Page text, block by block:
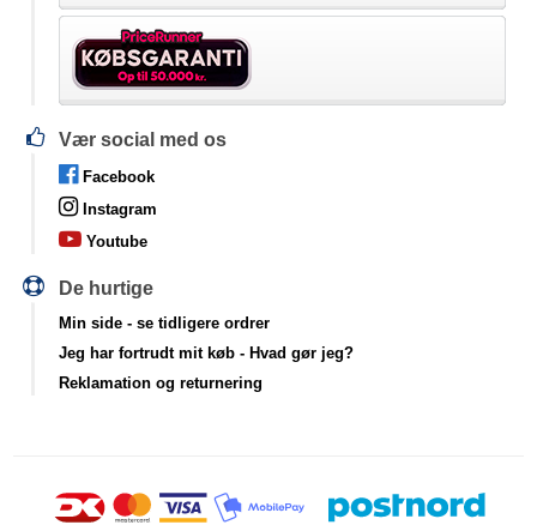
Vær social med os
Facebook
Instagram
Youtube
De hurtige
Min side - se tidligere ordrer
Jeg har fortrudt mit køb - Hvad gør jeg?
Reklamation og returnering